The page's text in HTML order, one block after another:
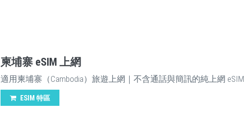
柬埔寨 eSIM 上網
適用柬埔寨（Cambodia）旅遊上網｜不含通話與簡訊的純上網 eSIM
ESIM 特區